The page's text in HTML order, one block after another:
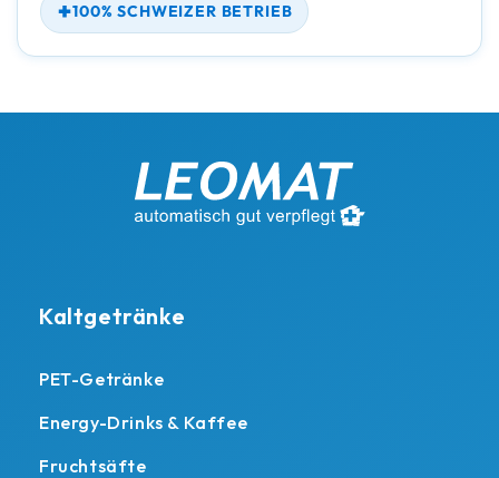
100% SCHWEIZER BETRIEB
Kaltgetränke
PET-Getränke
Energy-Drinks & Kaffee
Fruchtsäfte